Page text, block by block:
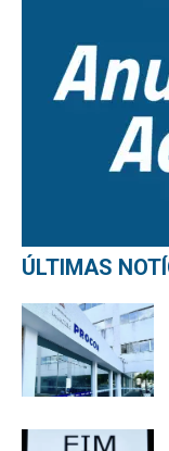
ÚLTIMAS